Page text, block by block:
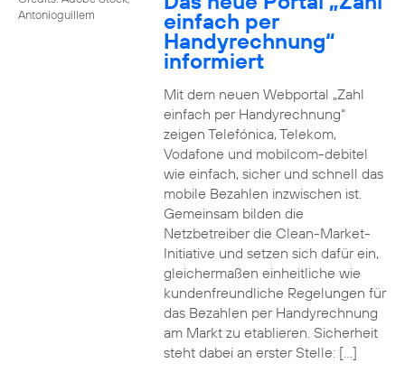
Antonioguillem
einfach per
Handyrechnung“
informiert
Mit dem neuen Webportal „Zahl
einfach per Handyrechnung“
zeigen Telefónica, Telekom,
Vodafone und mobilcom-debitel
wie einfach, sicher und schnell das
mobile Bezahlen inzwischen ist.
Gemeinsam bilden die
Netzbetreiber die Clean-Market-
Initiative und setzen sich dafür ein,
gleichermaßen einheitliche wie
kundenfreundliche Regelungen für
das Bezahlen per Handyrechnung
am Markt zu etablieren. Sicherheit
steht dabei an erster Stelle: […]